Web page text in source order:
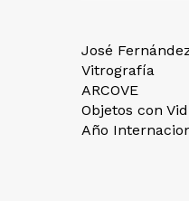
José
Vitrografía
ARCOVE
Objetos con
Año